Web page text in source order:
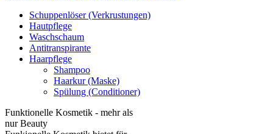
Schuppenlöser (Verkrustungen)
Hautpflege
Waschschaum
Antitranspirante
Haarpflege
Shampoo
Haarkur (Maske)
Spülung (Conditioner)
Funktionelle Kosmetik - mehr als
nur Beauty